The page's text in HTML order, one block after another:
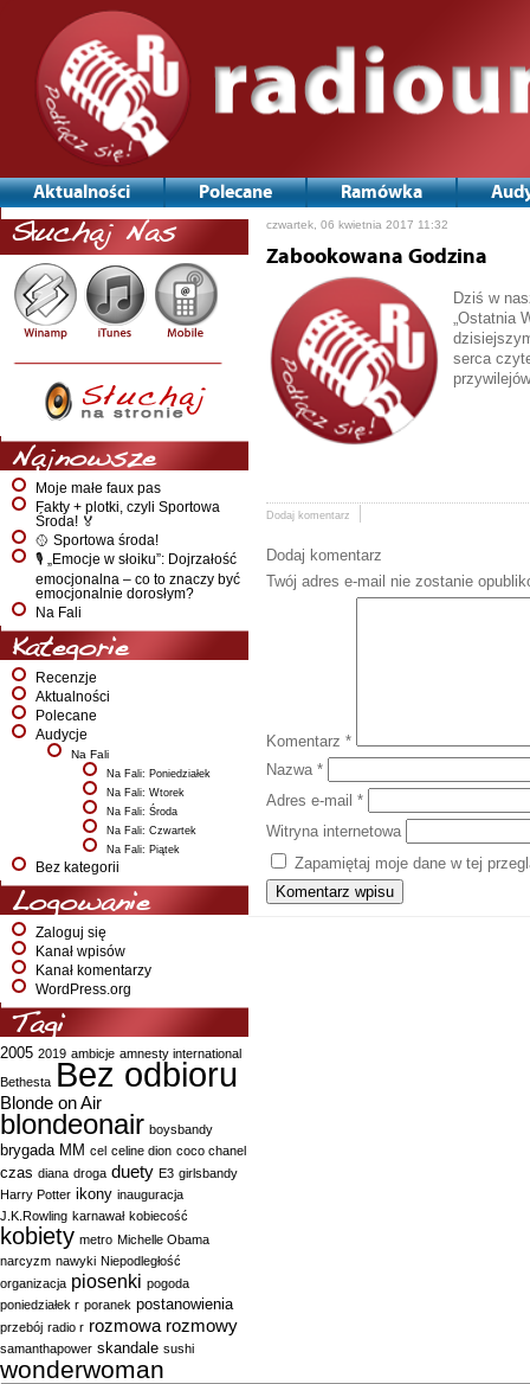
Aktualności Polecane Ramówka
Słuchaj Nas
Najnowsze
Moje małe faux pas
Fakty + plotki, czyli Sportowa
Środa! 🏅
🥎 Sportowa środa!
🎙️ „Emocje w słoiku”: Dojrzałość
emocjonalna – co to znaczy być
emocjonalnie dorosłym?
Na Fali
Kategorie
Recenzje
Aktualności
Polecane
Audycje
Na Fali
Na Fali: Poniedziałek
Na Fali: Wtorek
Na Fali: Środa
Na Fali: Czwartek
Na Fali: Piątek
Bez kategorii
Logowanie
Zaloguj się
Kanał wpisów
Kanał komentarzy
WordPress.org
Tagi
2005 2019 ambicje amnesty international
Bethesta Bez odbioru
Blonde on Air
blondeonair boysbandy
brygada MM cel celine dion coco chanel
czas diana droga duety E3 girlsbandy
Harry Potter ikony inauguracja
J.K.Rowling karnawał kobiecość
kobiety metro Michelle Obama
narcyzm nawyki Niepodległość
organizacja piosenki pogoda
poniedziałek r poranek postanowienia
przebój radio r rozmowa rozmowy
samanthapower skandale sushi
wonderwoman
czwartek, 06 kwietnia 2017 11:32
Zabookowana Godzina
Dziś w
„Ostatnia
serca
Dodaj komentarz
Dodaj komentarz
Twój adres e-mail nie zostanie
Komentarz *
Nazwa *
Adres e-mail *
Witryna internetowa
Zapamiętaj moje dane w tej